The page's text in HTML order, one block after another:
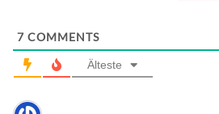
7 COMMENTS
Älteste